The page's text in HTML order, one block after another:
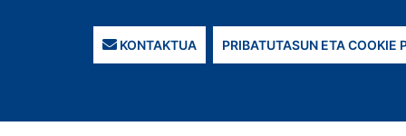
KONTAKTUA PRIBATUTASUN ETA COOKIE